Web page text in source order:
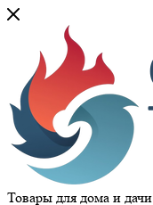
Товары для дома и дачи